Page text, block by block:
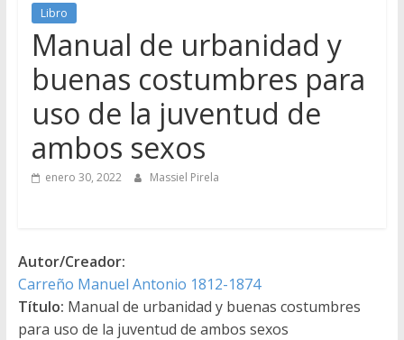
Libro
Manual de urbanidad y
buenas costumbres para
uso de la juventud de
ambos sexos
enero 30, 2022 Massiel Pirela
Autor/Creador:
Carreño Manuel Antonio 1812-1874
Título: Manual de urbanidad y buenas costumbres
para uso de la juventud de ambos sexos